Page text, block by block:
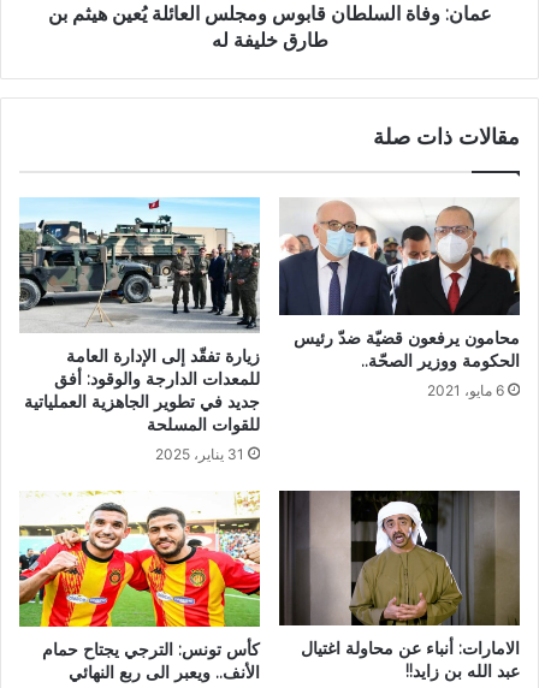
عمان: وفاة السلطان قابوس ومجلس العائلة يُعين هيثم بن
طارق خليفة له
مقالات ذات صلة
محامون يرفعون قضيّة ضدّ رئيس
الحكومة ووزير الصحّة..
6 مايو، 2021
زيارة تفقّد إلى الإدارة العامة
للمعدات الدارجة والوقود: أفق
جديد في تطوير الجاهزية العملياتية
للقوات المسلحة
31 يناير، 2025
الامارات: أنباء عن محاولة اغتيال
عبد الله بن زايد!!
كأس تونس: الترجي يجتاح حمام
الأنف.. ويعبر الى ربع النهائي